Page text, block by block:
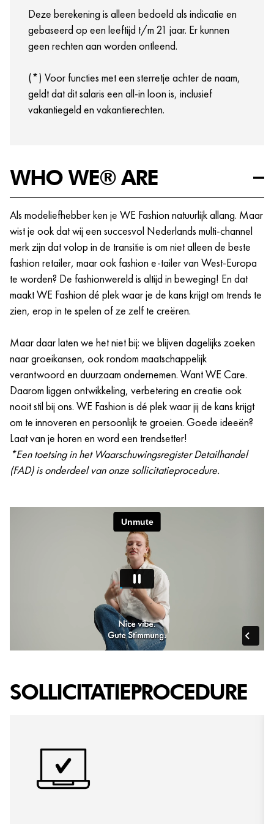
opleidings- en trainingsmogelijkheden die jij nodig
hebt om bij ons te excelleren.
Crewmeetings, events en meer!
Deze berekening is alleen bedoeld als indicatie en
gebaseerd op een leeftijd t/m 21 jaar. Er kunnen
geen rechten aan worden ontleend.
(*) Voor functies met een sterretje achter de naam,
geldt dat dit salaris een all-in loon is, inclusief
vakantiegeld en vakantierechten.
WHO WE® ARE
Als modeliefhebber ken je WE Fashion natuurlijk allang. Maar
wist je ook dat wij een succesvol Nederlands multi-channel
merk zijn dat volop in de transitie is om niet alleen de beste
fashion retailer, maar ook fashion e-tailer van West-Europa
te worden? De fashionwereld is altijd in beweging! En dat
maakt WE Fashion dé plek waar je de kans krijgt om trends te
zien, erop in te spelen of ze zelf te creëren.
Maar daar laten we het niet bij: we blijven dagelijks zoeken
naar groeikansen, ook rondom maatschappelijk
verantwoord en duurzaam ondernemen. Want WE Care.
Daarom liggen ontwikkeling, verbetering en creatie ook
nooit stil bij ons. WE Fashion is dé plek waar jij de kans krijgt
om te innoveren en persoonlijk te groeien. Goede ideeën?
Laat van je horen en word een trendsetter!
*Een toetsing in het Waarschuwingsregister Detailhandel
(FAD) is onderdeel van onze sollicitatieprocedure.
SOLLICITATIEPROCEDURE